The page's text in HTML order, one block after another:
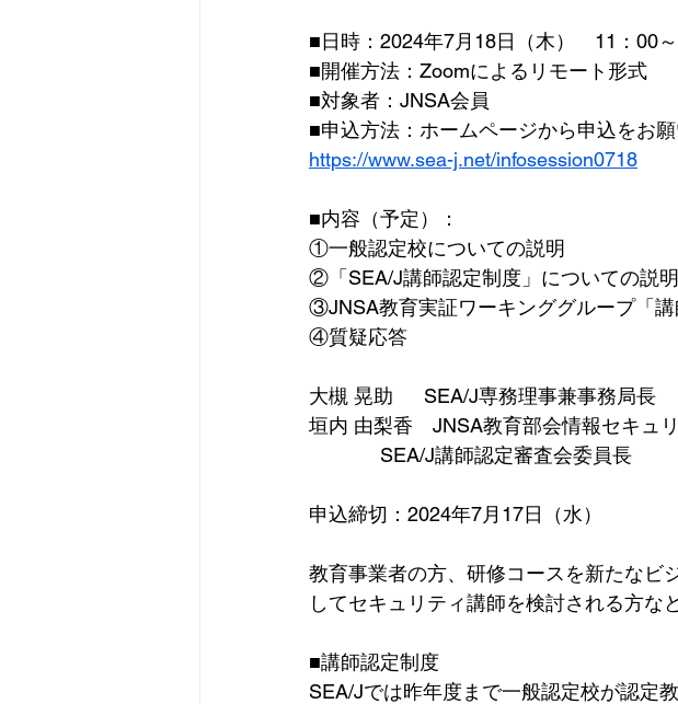
■日時：2024年7月18日（木）　11：00
■開催方法：Zoomによるリモート形式
■対象者：JNSA会員
■申込方法：ホームページから申込をお
https://www.sea-j.net/infosession0718
■内容（予定）：
①一般認定校についての説明
②「SEA/J講師認定制度」についての説明
③JNSA教育実証ワーキンググループ「
④質疑応答
大槻 晃助　  SEA/J専務理事兼事務局長
垣内 由梨香　JNSA教育部会情報セキュ
SEA/J講師認定審査会委員長
申込締切：2024年7月17日（水）
教育事業者の方、研修コースを新たなビ
してセキュリティ講師を検討される方な
■講師認定制度
SEA/Jでは昨年度まで一般認定校が認定